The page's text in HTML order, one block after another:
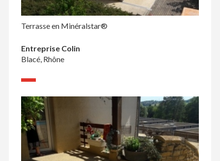
Terrasse en Minéralstar®
Entreprise Colin
Blacé, Rhône